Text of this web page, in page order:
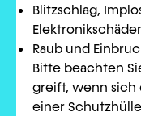
Blitzschlag,
Raub und
Bitte beachten
greift, wenn sich
einer